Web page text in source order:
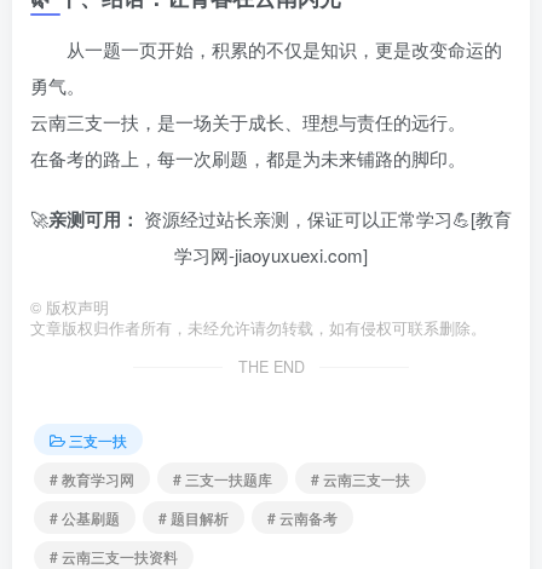
从一题一页开始，积累的不仅是知识，更是改变命运的
勇气。
云南三支一扶，是一场关于成长、理想与责任的远行。
在备考的路上，每一次刷题，都是为未来铺路的脚印。
🚀亲测可用： 资源经过站长亲测，保证可以正常学习💪[教育
学习网-jiaoyuxuexi.com]
© 版权声明
文章版权归作者所有，未经允许请勿转载，如有侵权可联系删除。
THE END
三支一扶
# 教育学习网
# 三支一扶题库
# 云南三支一扶
# 公基刷题
# 题目解析
# 云南备考
# 云南三支一扶资料